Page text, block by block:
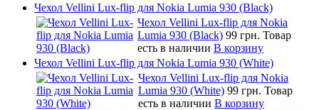
Чехол Vellini Lux-flip для Nokia Lumia 930 (Black)
Чехол Vellini Lux-flip для Nokia
Lumia 930 (Black) 99 грн. Товар
есть в наличии В корзину
Чехол Vellini Lux-flip для Nokia Lumia 930 (White)
Чехол Vellini Lux-flip для Nokia
Lumia 930 (White) 99 грн. Товар
есть в наличии В корзину